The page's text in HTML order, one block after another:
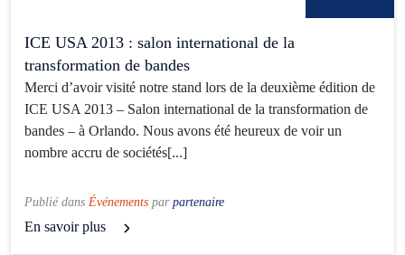
ICE USA 2013 : salon international de la
transformation de bandes
Merci d’avoir visité notre stand lors de la deuxième édition de
ICE USA 2013 – Salon international de la transformation de
bandes – à Orlando. Nous avons été heureux de voir un
nombre accru de sociétés[...]
Publié dans Événements par partenaire
En savoir plus